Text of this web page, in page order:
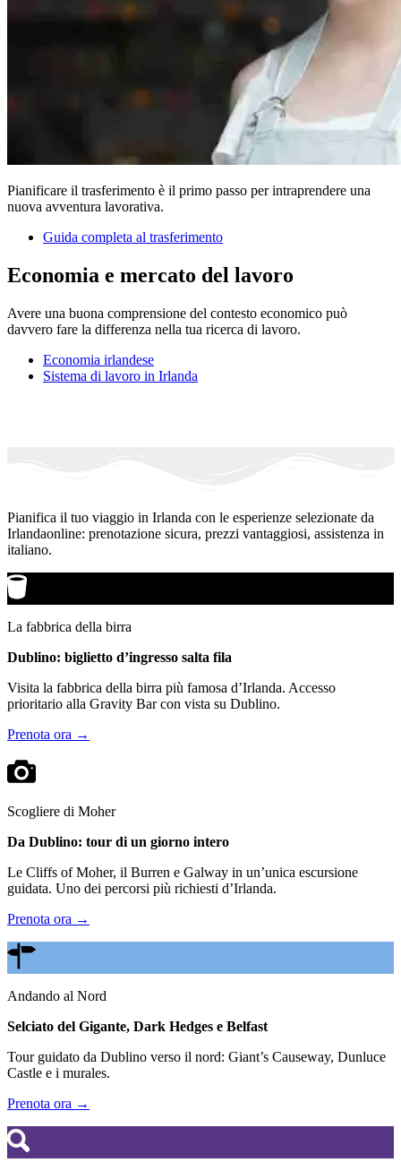
Pianificare il trasferimento è il primo passo per intraprendere una
nuova avventura lavorativa.
Guida completa al trasferimento
Economia e mercato del lavoro
Avere una buona comprensione del contesto economico può
davvero fare la differenza nella tua ricerca di lavoro.
Economia irlandese
Sistema di lavoro in Irlanda
Pianifica il tuo viaggio in Irlanda con le esperienze selezionate da
Irlandaonline: prenotazione sicura, prezzi vantaggiosi, assistenza in
italiano.
La fabbrica della birra
Dublino: biglietto d’ingresso salta fila
Visita la fabbrica della birra più famosa d’Irlanda. Accesso
prioritario alla Gravity Bar con vista su Dublino.
Prenota ora →
Scogliere di Moher
Da Dublino: tour di un giorno intero
Le Cliffs of Moher, il Burren e Galway in un’unica escursione
guidata. Uno dei percorsi più richiesti d’Irlanda.
Prenota ora →
Andando al Nord
Selciato del Gigante, Dark Hedges e Belfast
Tour guidato da Dublino verso il nord: Giant’s Causeway, Dunluce
Castle e i murales.
Prenota ora →